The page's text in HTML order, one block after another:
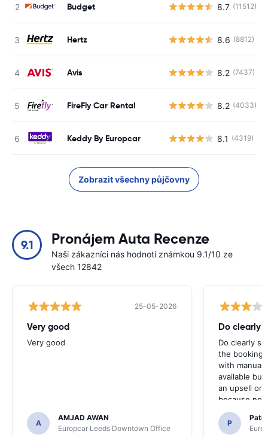
Budget 8.7 (11512)
Hertz 8.6 (8812)
Avis 8.2 (7437)
FireFly Car Rental 8.2 (4033)
Keddy By Europcar 8.1 (4319)
Zobrazit všechny půjčovny
9.1 Pronájem Auta Recenze
Naši zákazníci nás hodnotí známkou 9.1/10 ze
všech 12842
25-05-2026
Very good
Very good
A
AMJAD AWAN
Europcar Leeds Downtown Office
Do clearly
Do clearly
the booking
with manual
available
an upsell or
because no
time of
P